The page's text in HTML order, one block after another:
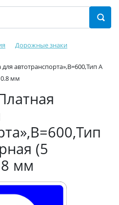
Дорожные знаки
автотранспорта»,B=600,Тип А
мм
(5
мм